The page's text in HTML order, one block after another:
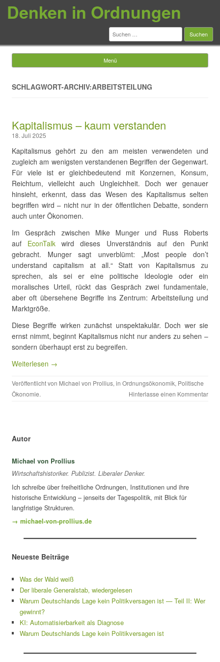
Denken in Ordnungen
Suchen
nach:
Menü
SCHLAGWORT-ARCHIV:ARBEITSTEILUNG
Kapitalismus – kaum verstanden
18. Juli 2025
Kapitalismus gehört zu den am meisten verwendeten und
zugleich am wenigsten verstandenen Begriffen der Gegenwart.
Für viele ist er gleichbedeutend mit Konzernen, Konsum,
Reichtum, vielleicht auch Ungleichheit. Doch wer genauer
hinsieht, erkennt, dass das Wesen des Kapitalismus selten
begriffen wird – nicht nur in der öffentlichen Debatte, sondern
auch unter Ökonomen.
Im Gespräch zwischen Mike Munger und Russ Roberts
auf EconTalk wird dieses Unverständnis auf den Punkt
gebracht. Munger sagt unverblümt: „Most people don’t
understand capitalism at all.“ Statt von Kapitalismus zu
sprechen, als sei er eine politische Ideologie oder ein
moralisches Urteil, rückt das Gespräch zwei fundamentale,
aber oft übersehene Begriffe ins Zentrum: Arbeitsteilung und
Marktgröße.
Diese Begriffe wirken zunächst unspektakulär. Doch wer sie
ernst nimmt, beginnt Kapitalismus nicht nur anders zu sehen –
sondern überhaupt erst zu begreifen.
Weiterlesen →
Veröffentlicht von Michael von Prollius, in Ordnungsökonomik, Politische
Ökonomie. Hinterlasse einen Kommentar
Autor
Michael von Prollius
Wirtschaftshistoriker. Publizist. Liberaler Denker.
Ich schreibe über freiheitliche Ordnungen, Institutionen und ihre
historische Entwicklung – jenseits der Tagespolitik, mit Blick für
langfristige Strukturen.
→ michael-von-prollius.de
Neueste Beiträge
Was der Wald weiß
Der liberale Generalstab, wiedergelesen
Warum Deutschlands Lage kein Politikversagen ist — Teil II: Wer
gewinnt?
KI: Automatisierbarkeit als Diagnose
Warum Deutschlands Lage kein Politikversagen ist